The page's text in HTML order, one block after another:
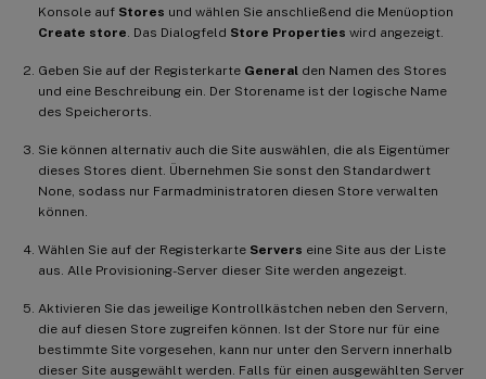
Konsole auf Stores und wählen Sie anschließend die Menüoption
Create store . Das Dialogfeld Store Properties wird angezeigt.
Geben Sie auf der Registerkarte General den Namen des Stores
und eine Beschreibung ein. Der Storename ist der logische Name
des Speicherorts.
Sie können alternativ auch die Site auswählen, die als Eigentümer
dieses Stores dient. Übernehmen Sie sonst den Standardwert
None, sodass nur Farmadministratoren diesen Store verwalten
können.
Wählen Sie auf der Registerkarte Servers eine Site aus der Liste
aus. Alle Provisioning-Server dieser Site werden angezeigt.
Aktivieren Sie das jeweilige Kontrollkästchen neben den Servern,
die auf diesen Store zugreifen können. Ist der Store nur für eine
bestimmte Site vorgesehen, kann nur unter den Servern innerhalb
dieser Site ausgewählt werden. Falls für einen ausgewählten Server